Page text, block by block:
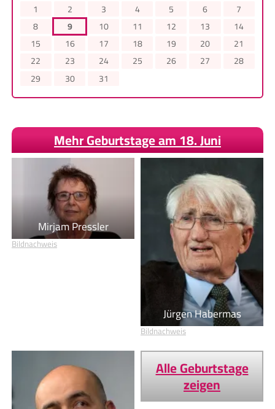
1 2 3 4 5 6
7
8
9 10 11 12 13
14
15
16 17 18 19 20
21
22
23 24 25 26 27
28
29
30 31
Mehr Geburtstage am 18. Juni
Mirjam Pressler
Bildnachweis
Jürgen Habermas
Bildnachweis
Alle Geburtstage
zeigen